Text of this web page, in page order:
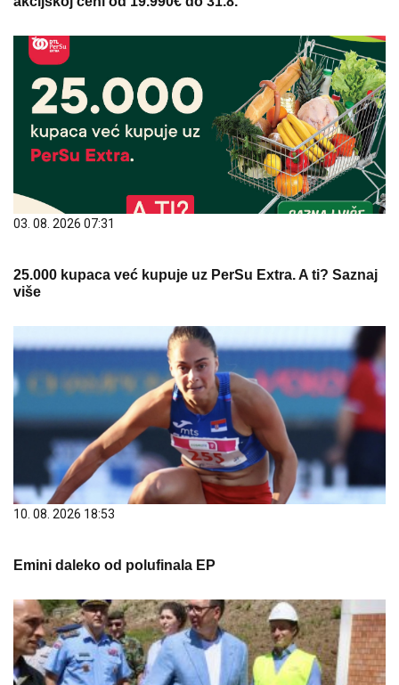
03. 08. 2026 07:31
25.000 kupaca već kupuje uz PerSu Extra. A ti? Saznaj
više
10. 08. 2026 18:53
Emini daleko od polufinala EP
10. 08. 2026 18:33
Vučić sutra nastavlja posetu jugozapadu Srbije: